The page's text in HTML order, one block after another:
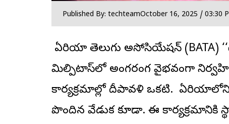
Published By: techteamOctober 16, 2025 / 03:30
బే ఏరియా తెలుగు అసోసియేషన్‌ (BATA)
మిల్పిటాస్‌లో అంగరంగ వైభవంగా
కార్యక్రమాల్లో దీపావళి ఒకటి. బే
పొందిన వేడుక కూడా. ఈ కార్యక్రమానికి